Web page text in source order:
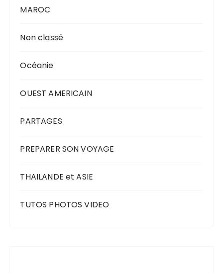
MAROC
Non classé
Océanie
OUEST AMERICAIN
PARTAGES
PREPARER SON VOYAGE
THAILANDE et ASIE
TUTOS PHOTOS VIDEO